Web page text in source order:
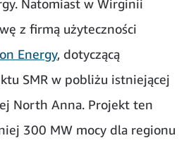
Natomiast w Wirginii
z firmą użyteczności
Energy, dotyczącą
SMR w pobliżu istniejącej
North Anna. Projekt ten
300 MW mocy dla regionu